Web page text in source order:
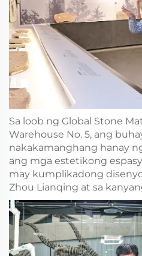
Sa loob ng Global Stone
Warehouse No. 5, ang
nakakamanghang hanay
ang mga estetikong
may kumplikadong
Zhou Lianqing at sa